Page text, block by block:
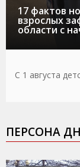
17 фактов
взрослых
области с
С 1 августа
ПЕРСОНА